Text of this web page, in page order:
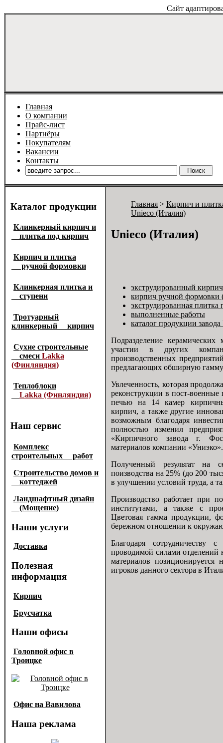
Сайт
Главная
О компании
Прайс-лист
Партнёры
Покупателям
Вакансии
Контакты
Каталог продукции
Клинкерный кирпич и
плитка под кирпич
Кирпич и плитка
ручной формовки
Клинкерная плитка и
ступени
Тротуарный
клинкерный кирпич
Сухие строительные
смеси Lakka
(Финляндия)
Теплоблоки
Lakka (Финляндия)
Наш сервис
Комплекс
строительных работ
Cтроительство домов и
коттеджей
Ландшафтный дизайн
(Мощение)
Наши услуги
Доставка
Полезная
информация
Кирпич
Брусчатка
Наши офисы
Головной офис в
Троицке
Офис на Вавилова
Наша реклама
Главная > Кирпич и
Unieco (Италия)
Unieco (Италия)
экструдированный кирпич
кирпич ручной формовки
экструдированная плитка
выполненные работы
каталог продукции
Подразделение
участии в других
производственных
предлагающих обширную
Увлеченность, которая
реконструкции в пост-
печью на 14 камер
кирпич, а также другие
возможным благодаря
полностью изменил
«Кирпичного завода г.
материалов компании «Униэко».
Полученный результат на
поизводства на 25% (до 200
в улучшении условий труда, а
Производство работает при
институтами, а также с
Цветовая гамма продукции,
бережном отношении к
Благодаря сотрудничеству
проводимой силами отделений
материалов
игроков данного сектора в